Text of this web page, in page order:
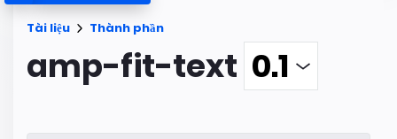
Tài liệu Thành phần
amp-fit-text